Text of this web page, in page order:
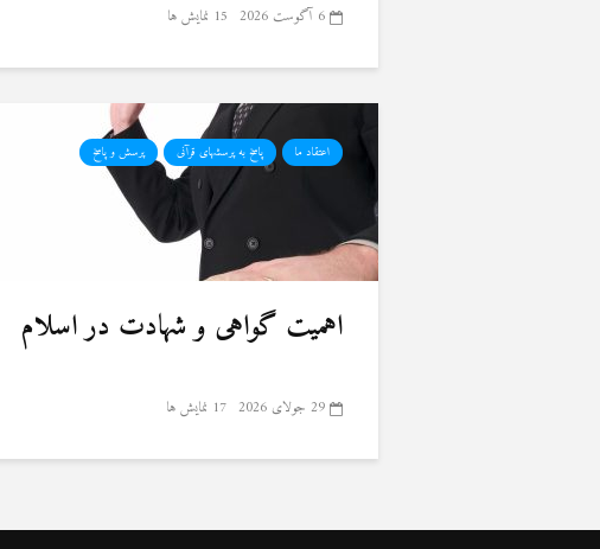
6 آگوست 2026 15 نمایش ها
اعتقاد ما پاسخ به پرسشهای قرآنی پرسش و پاسخ
اهمیت گواهی و شهادت در اسلام
29 جولای 2026 17 نمایش ها